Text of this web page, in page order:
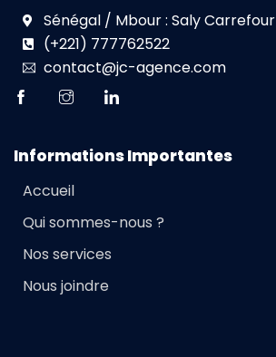
Sénégal / Mbour : Saly Carrefour
(+221) 777762522
contact@jc-agence.com
Informations Importantes
Accueil
Qui sommes-nous ?
Nos services
Nous joindre